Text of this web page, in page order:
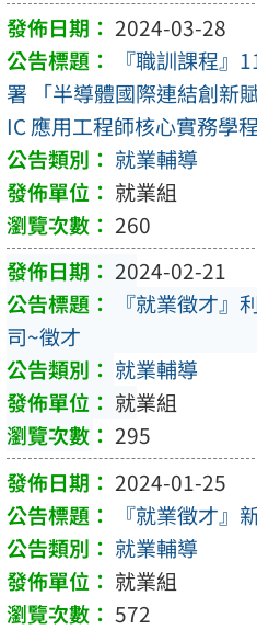
2024-03-28
『職訓課程』
署 「半導體國際連結創新
IC 應用工程師核心實務學
就業輔導
就業組
260
2024-02-21
『就業徵才』
司~徵才
就業輔導
就業組
295
2024-01-25
『就業徵才』
就業輔導
就業組
572